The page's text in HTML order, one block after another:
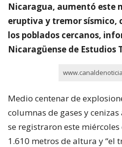
Nicaragua, aumentó este
eruptiva y tremor sísmico,
los poblados cercanos,
Nicaragüense de Estudios
Medio centenar de
columnas de gases y
se registraron este
1.610 metros de altura y “el